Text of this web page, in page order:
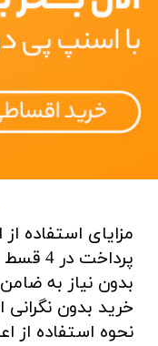
مزایای استفاده
پرداخت در 4 قسط بدون بهره
بدون نیاز به
خرید بدون
نحوه استفاده از